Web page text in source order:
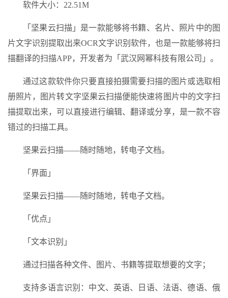
软件大小：22.51M
「坚果云扫描」是一款能够将书籍、名片、照片中的图
片文字识别提取出来OCR文字识别软件，也是一款能够将扫
描翻译的扫描APP，开发者为「武汉网幂科技有限公司」。
通过这款软件你只要直接拍摄需要扫描的图片或选取相
册照片，图片转文字坚果云扫描便能快速将图片中的文字扫
描提取出来，可以直接进行编辑、翻译或分享，是一款不容
错过的扫描工具。
坚果云扫描——随时随地，转电子文档。
「界面」
坚果云扫描——随时随地，转电子文档。
「优点」
「文本识别」
通过扫描各种文件、图片、书籍等提取想要的文字；
支持多语言识别：中文、英语、日语、法语、德语、俄